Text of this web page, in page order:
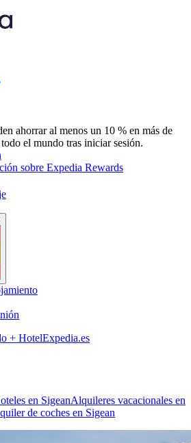
ahorrar al menos un 10 % en más de
el mundo tras iniciar sesión.
sobre Expedia Rewards
+ HotelExpedia.es
en SigeanAlquileres vacacionales en
de coches en Sigean